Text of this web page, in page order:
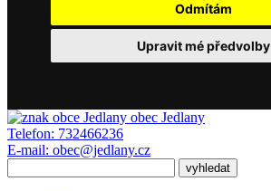
Odmítám
Upravit mé předvolby
obec Jedlany
Telefon: 732466236
E-mail: obec@jedlany.cz